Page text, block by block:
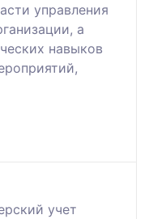
управления
а
навыков
учет